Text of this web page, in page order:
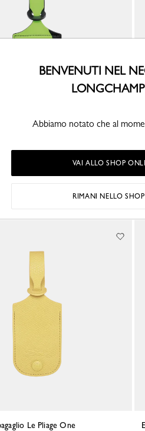
LGP Travel
Le Pliage One
BENVENUTI NEL
Abbiamo notato che al
VAI ALLO SHOP
RIMANI NELLO